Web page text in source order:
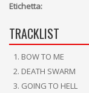
Etichetta:
TRACKLIST
BOW TO ME
DEATH SWARM
GOING TO HELL